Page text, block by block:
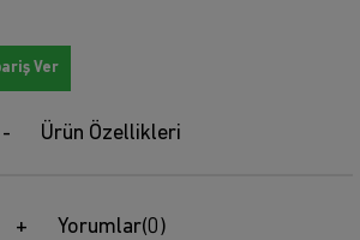
Ver
Ürün Özellikleri
Yorumlar(0)